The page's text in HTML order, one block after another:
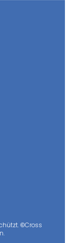
©Cross